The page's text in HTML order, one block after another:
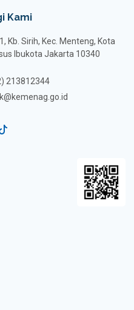
Kami
Kb. Sirih, Kec. Menteng, Kota
Ibukota Jakarta 10340
213812344